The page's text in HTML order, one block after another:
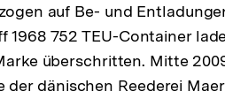
auf Be- und
752 TEU-Container
überschritten. Mitte
dänischen Reederei